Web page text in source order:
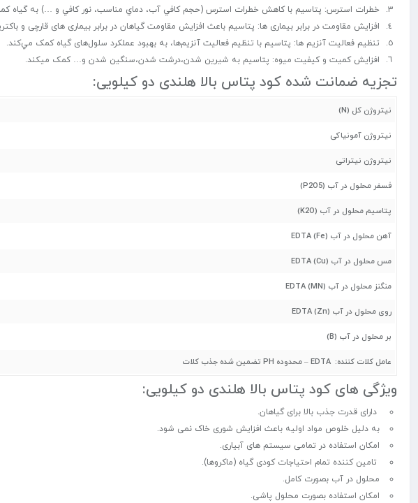
خطرات استرس: پتاسيم با كاهش خطرات استرس‌‌‌‌‌‌‌‌ ‌(حجم كافي آب، دماي مناسب، نور كافي و …) به گياه كمك
افزایش مقاومت در برابر بیماری ها: پتاسیم باعث افزایش مقاومت گیاهان در برابر بیماری های قارچی و
تنظیم فعالیت آنزیم ها: پتاسيم با تنظيم فعاليت آنزيم‌ها، به بهبود عملکرد سلول‌های گياه کمک مي‌کند.
افزایش کمیت و کیفیت میوه: پتاسیم به شیرین شدن،درشت شدن،سنگین شدن و… کمک میکند.
تجزیه ضمانت شده کود پتاس بالا هلندی دو کیلویی:
نیتروژن کل (N)
نیتروژن آمونیاکی
نیتروژن نیتراتی
فسفر محلول در آب (P2O5)
پتاسیم محلول در آب (K2O)
آهن محلول در آب EDTA (Fe)
مس محلول در آب EDTA (Cu)
منگنز محلول در آب EDTA (MN)
روی محلول در آب EDTA (Zn)
بر محلول در آب (B)
عامل کلات کننده: EDTA – محدوده PH تضمین شده جذب کلات
ویژگی های کود پتاس بالا هلندی دو کیلویی:
دارای قدرت جذب بالا برای گیاهان.
به دلیل خلوص مواد اولیه باعث افزایش شوری خاک نمی شود.
امکان استفاده در تمامی سیستم های آبیاری.
تامین کننده تمام احتیاجات کودی گیاه (ماکروها).
محلول در آب بصورت کامل.
امکان استفاده بصورت محلول پاشی.